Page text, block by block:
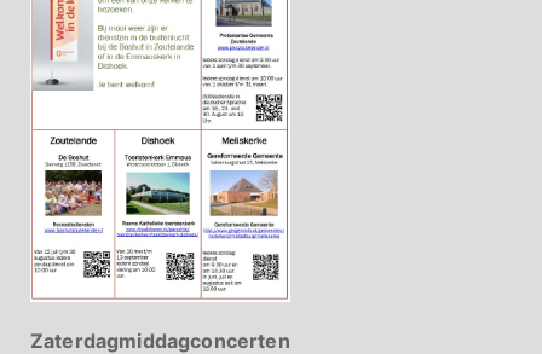
Zaterdagmiddagconcerten